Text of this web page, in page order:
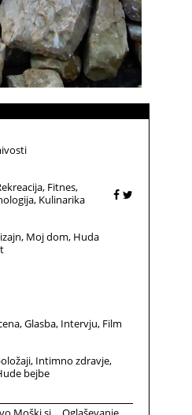
Fitnes
Kulinarika
Moj dom Huda
Glasba Intervju Film
Intimno zdravje
bejbe